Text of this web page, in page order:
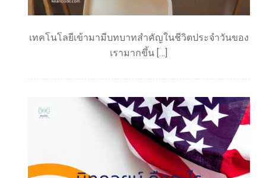
เทคโนโลยีเข้ามามีบทบาทสำคัญในชีวิตประจำวันของ
เรามากขึ้น […]